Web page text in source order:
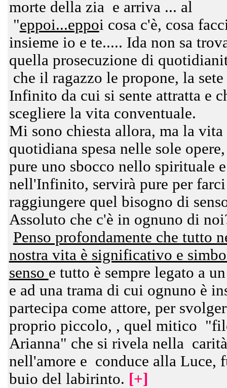
morte della zia e arriva ... al
"eppoi...eppoi cosa c'è, cosa
insieme io e te..... Ida non sa
quella prosecuzione di
che il ragazzo le propone, la
Infinito da cui si sente attratta e
scegliere la vita conventuale.
Mi sono chiesta allora, ma la vita
quotidiana spesa nelle sole
pure uno sbocco nello spirituale e
nell'Infinito, servirà pure per farci
raggiungere quel bisogno di
Assoluto che c'è in ognuno di
Penso profondamente che tutto
nostra vita è significativo e
senso e tutto è sempre legato a
e ad una trama di cui ognuno è
partecipa come attore, per
proprio piccolo, , quel mitico
Arianna" che si rivela nella
nell'amore e conduce alla Luce,
buio del labirinto. [+]